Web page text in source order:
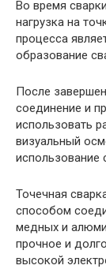
Во время
нагрузка на
процесса
образование
После
соединение и
использовать
визуальный
использование
Точечная
способом
медных и
прочное и
высокой